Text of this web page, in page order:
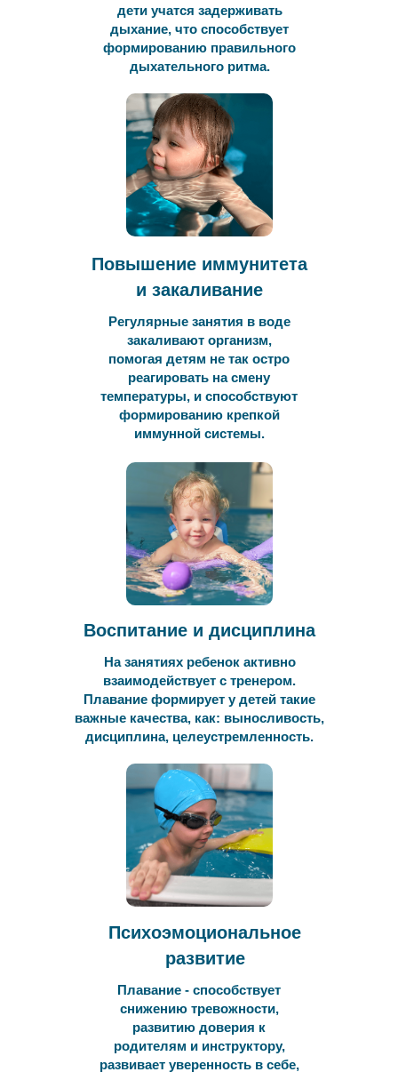
Воспитание и дисциплина
Регулярные занятия в воде
закаливают организм,
помогая детям не так остро
реагировать на смену
температуры, и способствуют
формированию крепкой
иммунной системы.
Повышение иммунитета
и закаливание
Плавание - способствует
снижению тревожности,
развитию доверия к
родителям и инструктору,
развивает уверенность в себе,
Психоэмоциональное
развитие
дети учатся задерживать
дыхание, что способствует
формированию правильного
дыхательного ритма.
На занятиях ребенок активно
взаимодействует с тренером.
Плавание формирует у детей такие
важные качества, как: выносливость,
дисциплина, целеустремленность.